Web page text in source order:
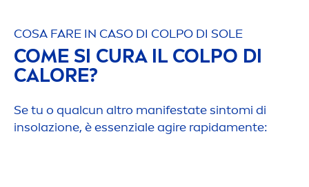
COSA FARE IN CASO DI COLPO DI SOLE
COME SI CURA IL COLPO DI
CALORE?
Se tu o qualcun altro manifestate sintomi di
insolazione, è essenziale agire rapidamente: